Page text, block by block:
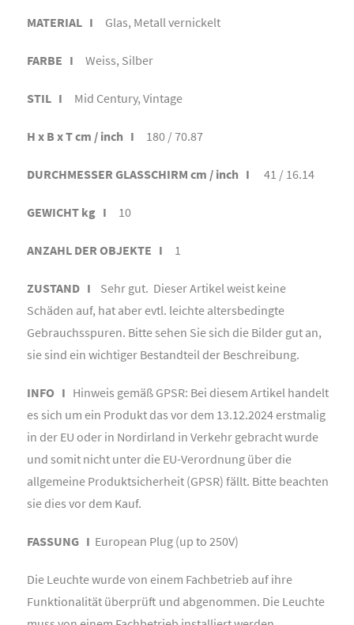
MATERIAL I Glas, Metall vernickelt
FARBE I Weiss, Silber
STIL I Mid Century, Vintage
H x B x T cm / inch I 180 / 70.87
DURCHMESSER GLASSCHIRM cm / inch I 41 / 16.14
GEWICHT kg I 10
ANZAHL DER OBJEKTE I 1
ZUSTAND I Sehr gut. Dieser Artikel weist keine
Schäden auf, hat aber evtl. leichte altersbedingte
Gebrauchsspuren. Bitte sehen Sie sich die Bilder gut an,
sie sind ein wichtiger Bestandteil der Beschreibung.
INFO I Hinweis gemäß GPSR: Bei diesem Artikel handelt
es sich um ein Produkt das vor dem 13.12.2024 erstmalig
in der EU oder in Nordirland in Verkehr gebracht wurde
und somit nicht unter die EU-Verordnung über die
allgemeine Produktsicherheit (GPSR) fällt. Bitte beachten
sie dies vor dem Kauf.
FASSUNG I European Plug (up to 250V)
Die Leuchte wurde von einem Fachbetrieb auf ihre
Funktionalität überprüft und abgenommen. Die Leuchte